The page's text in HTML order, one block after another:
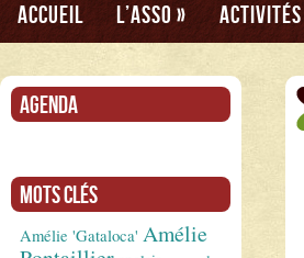
Accueil L’asso » Activités
Agenda
Mots clés
Amélie 'Gataloca' Amélie